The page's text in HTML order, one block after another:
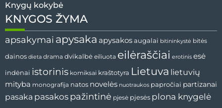
Knygų kokybė
KNYGOS ŽYMA
apsakymai apysaka apysakos augalai bitininkystė bitės
dainos dieta drama dvikalbė eiliuota eilėraščiai erotinis esė
indėnai istorinis komiksai kraštotyra Lietuva lietuvių
mityba monografija natos novelės nuotraukos papročiai partizanai
pasaka pasakos pažintinė pjesė pjesės plona knygelė